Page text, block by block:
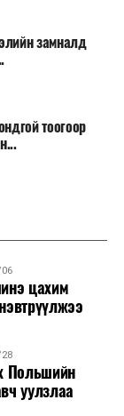
замналд
тоогоор
10 мянга гаруй
цахим
Польшийн
уулзлаа